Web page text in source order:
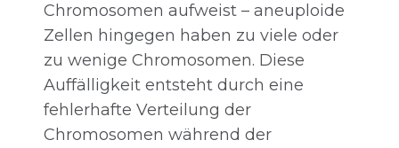
Chromosomen aufweist – aneuploide
Zellen hingegen haben zu viele oder
zu wenige Chromosomen. Diese
Auffälligkeit entsteht durch eine
fehlerhafte Verteilung der
Chromosomen während der